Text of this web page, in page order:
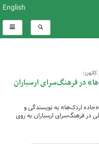
English
در فرهنگ‌سرای ارسباران
اردک‌ها» به نویسندگی و
در فرهنگ‌سرای ارسباران به روی